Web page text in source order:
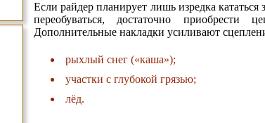
Если райдер планирует лишь изредка кататься
переобуваться, достаточно
Дополнительные накладки усиливают
рыхлый снег («каша»);
участки с глубокой грязью;
лёд.